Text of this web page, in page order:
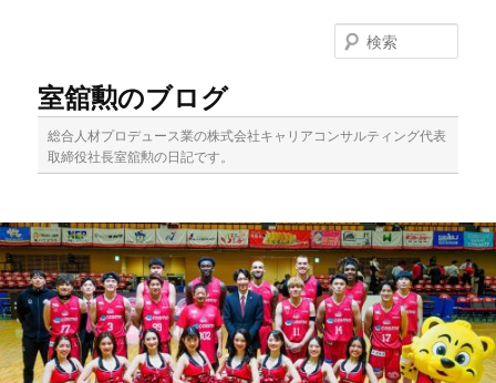
移
動
室舘勲のブログ
総合人材プロデュース業の株式会社キャリアコンサルティング代表
取締役社長室舘勲の日記です。
索